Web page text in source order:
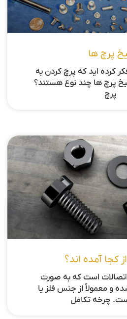
پرچ ها
کرده اید که پرچ کردن به
پرچ ها چند نوع هستند؟
پرچ
کجا آمده اند؟
اتصالات است که به صورت
و معمولاً از جنس فلز یا
چرخه تکامل